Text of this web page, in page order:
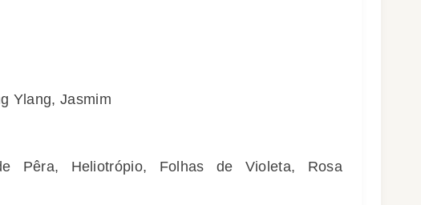
Ylang, Jasmim
Pêra, Heliotrópio, Folhas de Violeta, Rosa